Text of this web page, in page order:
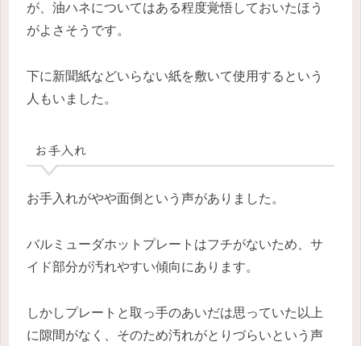
が、油ハネについてはある程度覚悟しておいたほう
がよさそうです。
下に新聞紙などいらない紙を敷いて使用するという
人もいました。
お手入れ
お手入れがやや面倒という声がありました。
バルミューダホットプレートはフチがないため、サ
イド部分が汚れやすい傾向にあります。
しかしプレートと取っ手のあいだは思っていた以上
に隙間がなく、そのため汚れがとりづらいという声